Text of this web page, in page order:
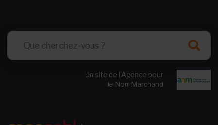
Un site de l’Agence pour
le Non-Marchand